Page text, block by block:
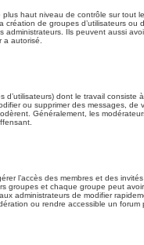
haut niveau de contrôle sur tout
création de groupes d’utilisateurs ou
Ils peuvent aussi
a autorisé.
dont le travail consiste
ou supprimer des messages, de
Généralement, les
l’accès des membres et des
groupes et chaque groupe peut
administrateurs de modifier
ou rendre accessible un forum